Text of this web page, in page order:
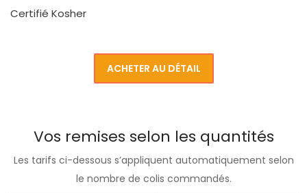
Certifié Kosher
ACHETER AU DÉTAIL
Vos remises selon les quantités
Les tarifs ci-dessous s’appliquent automatiquement selon
le nombre de colis commandés.